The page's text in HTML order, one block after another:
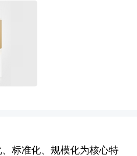
告对我国智能餐厅行业的供
行业发展变化等进行了分
智能餐厅行业的发展现状、
战、行业的发展建议、行业
资分析和趋势预测等等。报
业的整体发展动态，对行业
建议和具体解决办法。报告
投资者具有重要的参考价
餐厅行业发展规律、提高企
市的发展，看我们经济的发
战略视野在什么地方？战略
到企业，每个层面都有战略
理？中日关系怎么处理？那
略。亚太金融组织、欧盟、
那叫地缘战略。党的十八大
略。长三角珠三角环渤海经
略，底下还有县域战略，集
个城市的发展，它没有明确
和研究工作，为度假村行业
发展方向提供有建设性的建
提供准确的市场分析内容和
通过对度假村行业长期跟踪
需求、供给、经营特性、获
链等多方面的内容，整合行
的了解度假村行业，发现投
避经营风险，提高管理和运
入手，分析快餐未来的政策
趋势，挖掘快餐行业的市场
场领域的深度研究，提供对
区域结构、市场竞争、产业
场变化的生动描绘，清晰发
业务的市场前景，以帮助客
快餐行业的投资商机。报告
为快餐企业在激烈的市场竞
场需求及时调整经营策略，
多元细分品类，不仅是旅游
是城市综合服务能力与国际
前，我国星级酒店行业正处
并行的关键转型期，在消费
政策的共同作用下，行业正
效益转变的深层次变革。
家或多家公司的全部资产与
标准化、规模化为核心特